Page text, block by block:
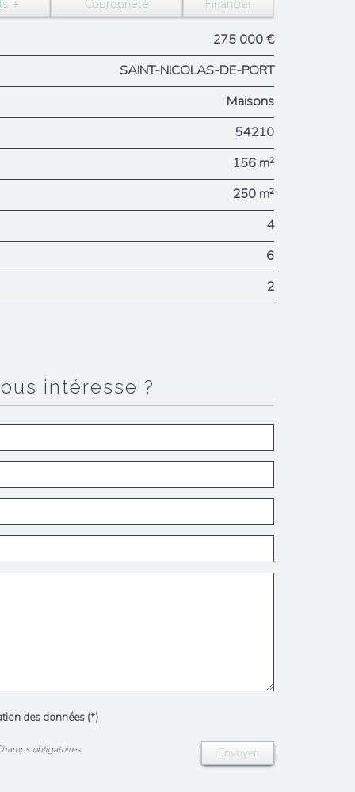
+ Copropriété Financier
275 000 €
SAINT-NICOLAS-DE-PORT
Maisons
54210
156 m²
250 m²
4
6
2
intéresse ?
des données (*)
Envoyer
obligatoires